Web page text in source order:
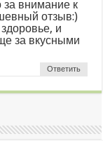
внимание к
отзыв:)
и
за вкусными
Ответить